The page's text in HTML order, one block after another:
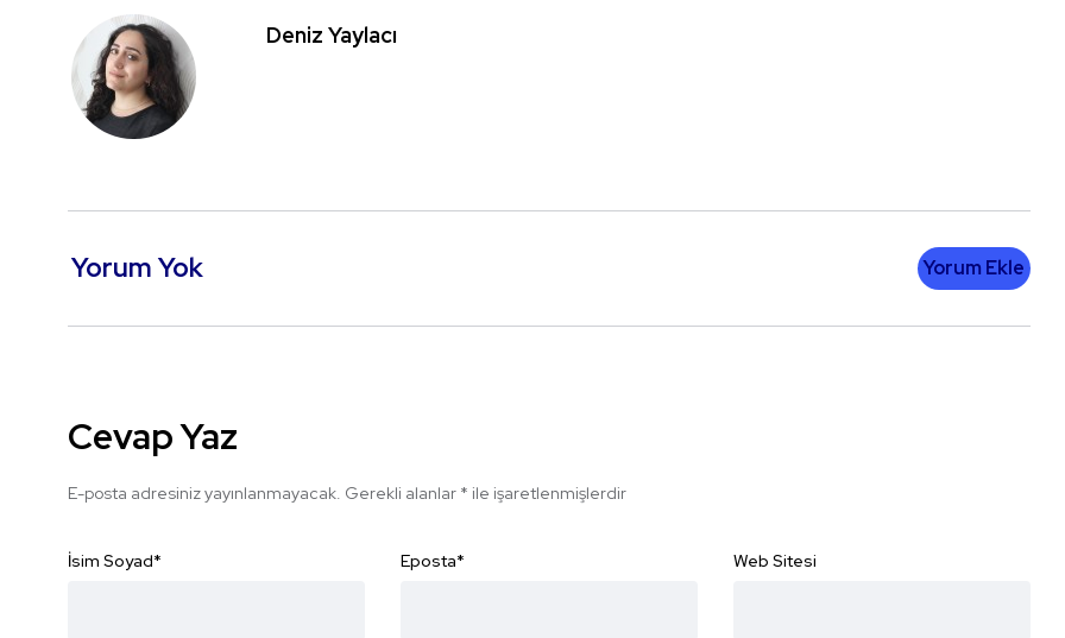
Deniz Yaylacı
Yorum Yok Yorum Ekle
Cevap Yaz
E-posta adresiniz yayınlanmayacak. Gerekli alanlar * ile işaretlenmişlerdir
İsim Soyad* Eposta* Web Sitesi